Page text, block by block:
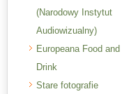
(Narodowy Instytut
Audiowizualny)
Europeana Food and
Drink
Stare fotografie